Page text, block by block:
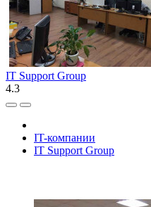
IT Support Group
4.3
IT-компании
IT Support Group